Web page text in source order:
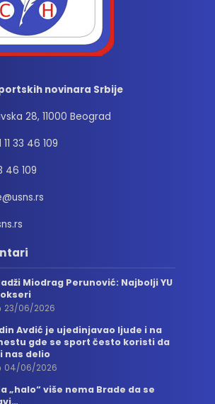
novinara Srbije
28, 11000 Beograd
33 46 109
46 109
Miodrag Perunović: Najbolji YU
23/06/2026
Avdić je ujedinjavao ljude i na
gde se sport često koristi da
nas delio
04/06/2026
„halo“ više nema Brade da se